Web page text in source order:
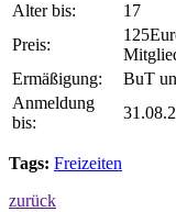
Alter bis:
17
Preis:
Ermäßigung:
BuT
Anmeldung
bis:
Tags: Freizeiten
zurück